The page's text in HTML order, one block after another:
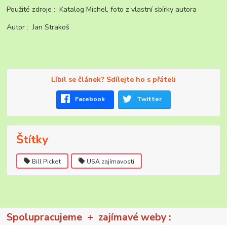
Použité zdroje : Katalog Michel, foto z vlastní sbírky autora
Autor : Jan Strakoš
Líbil se článek? Sdílejte ho s přáteli
Facebook Twitter
Štítky
Bill Picket USA zajímavosti
Spolupracujeme + zajímavé weby :